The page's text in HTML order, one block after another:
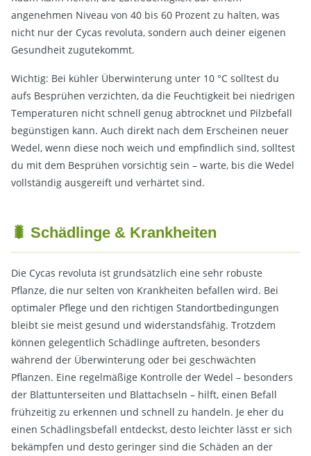
angenehmen Niveau von 40 bis 60 Prozent zu halten, was
nicht nur der Cycas revoluta, sondern auch deiner eigenen
Gesundheit zugutekommt.
Wichtig: Bei kühler Überwinterung unter 10 °C solltest du
aufs Besprühen verzichten, da die Feuchtigkeit bei niedrigen
Temperaturen nicht schnell genug abtrocknet und Pilzbefall
begünstigen kann. Auch direkt nach dem Erscheinen neuer
Wedel, wenn diese noch weich und empfindlich sind, solltest
du mit dem Besprühen vorsichtig sein – warte, bis die Wedel
vollständig ausgereift und verhärtet sind.
🐛 Schädlinge & Krankheiten
Die Cycas revoluta ist grundsätzlich eine sehr robuste
Pflanze, die nur selten von Krankheiten befallen wird. Bei
optimaler Pflege und den richtigen Standortbedingungen
bleibt sie meist gesund und widerstandsfähig. Trotzdem
können gelegentlich Schädlinge auftreten, besonders
während der Überwinterung oder bei geschwächten
Pflanzen. Eine regelmäßige Kontrolle der Wedel – besonders
der Blattunterseiten und Blattachseln – hilft, einen Befall
frühzeitig zu erkennen und schnell zu handeln. Je eher du
einen Schädlingsbefall entdeckst, desto leichter lässt er sich
bekämpfen und desto geringer sind die Schäden an der